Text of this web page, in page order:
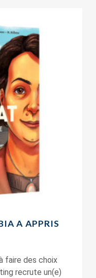
A APPRIS
faire des choix
recrute un(e)